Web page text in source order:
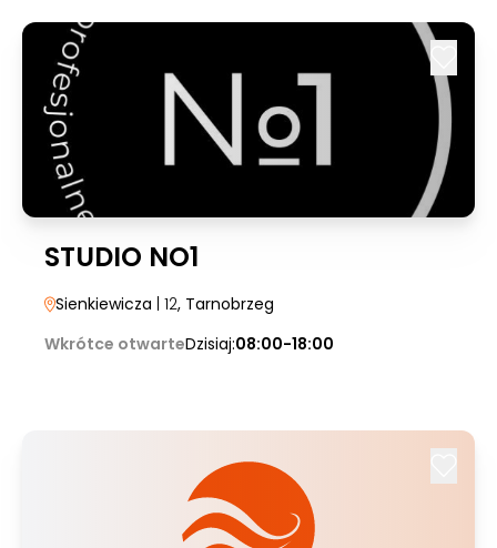
STUDIO NO1
Sienkiewicza | 12, Tarnobrzeg
Wkrótce otwarteDzisiaj:08:00-18:00